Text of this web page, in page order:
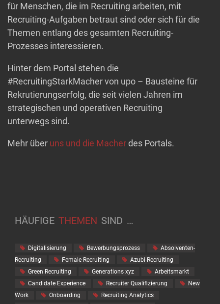
für Menschen, die im Recruiting arbeiten, mit
Recruiting-Aufgaben betraut sind oder sich für die
Themen entlang des gesamten Recruiting-
Prozesses interessieren.
Hinter dem Portal stehen die
#RecruitingStarkMacher von upo – Bausteine für
Rekrutierungserfolg, die seit vielen Jahren im
strategischen und operativen Recruiting
unterwegs sind.
Mehr über uns und die Macherdes Portals.
HÄUFIGE THEMEN SIND …
Digitalisierung Bewerbungsprozess
Absolventen-
Recruiting
Female Recruiting
Azubi-Recruiting
Green Recruiting
Generations xyz
Arbeitsmarkt
Candidate Experience
Recruiter Qualifizierung
New
Work
Onboarding
Recruiting Analytics